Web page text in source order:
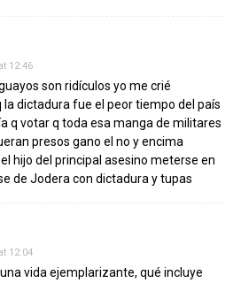
12:46
son ridículos yo me crié
la dictadura fue el peor tiempo del país
q votar q toda esa manga de militares
presos gano el no y encima
hijo del principal asesino meterse en
de Jodera con dictadura y tupas
12:04
vida ejemplarizante, qué incluye